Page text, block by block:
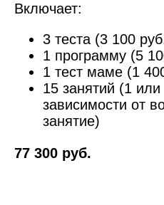
Включает:
3 теста (3 100
1 программу (5
1 тест маме (1
15 занятий (1
зависимости от
занятие)
77 300 руб.